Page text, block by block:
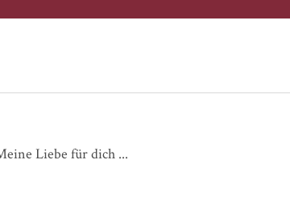
Ganz nah bei dir / Meine Liebe für dich ...